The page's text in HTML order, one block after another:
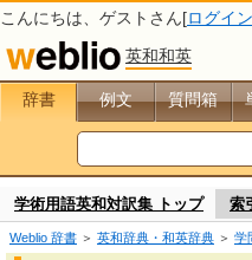
こんにちは、 ゲスト さん[ログイン
英和和英
辞書 例文 質問箱
学術用語英和対訳集 トップ 索引
Weblio 辞書 ＞ 英和辞典・和英辞典 ＞ 学